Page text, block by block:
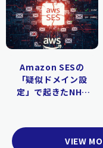
Amazon SESの
「疑似ドメイン設
定」で起きたNHK
Path）ドメインの
仕組みと運用リスク
VIEW